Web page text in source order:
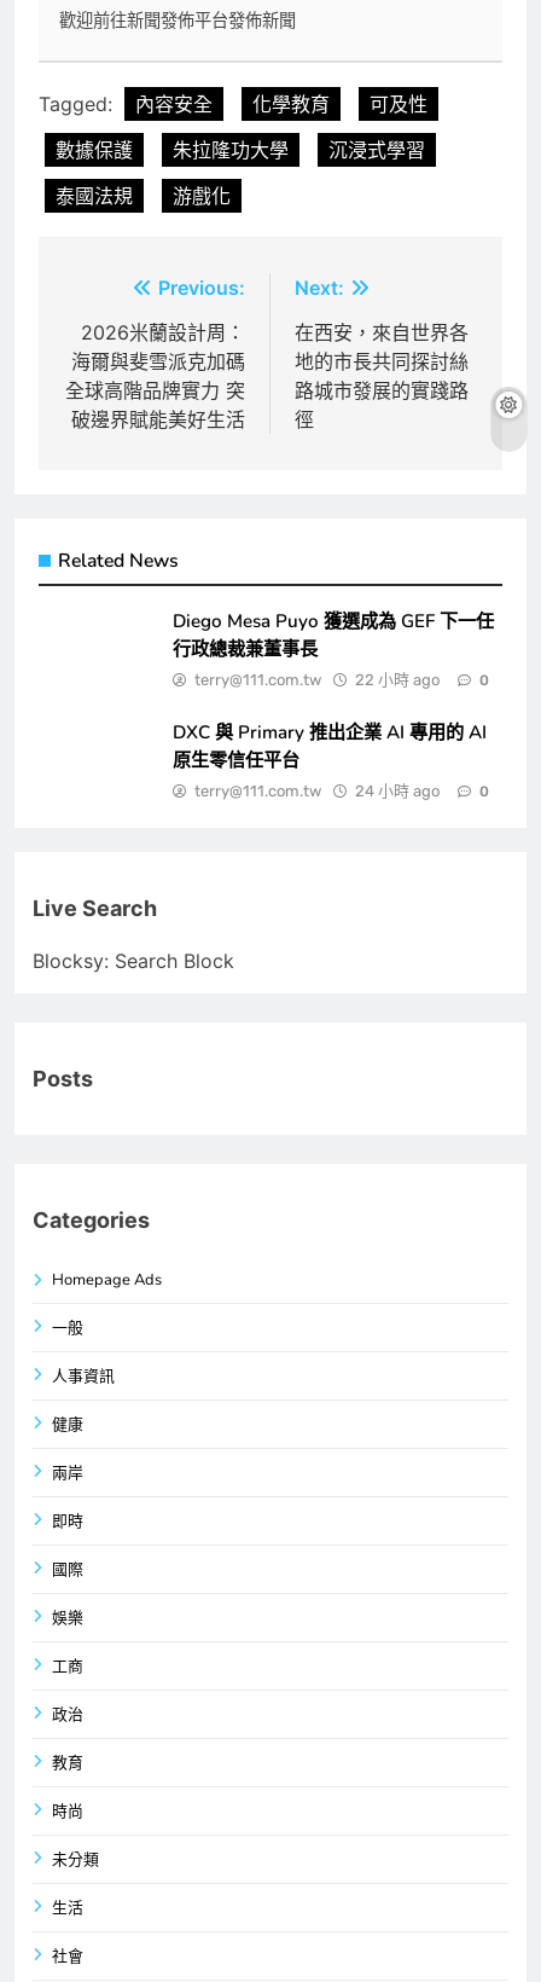
歡迎前往新聞發佈平台發佈新聞
Tagged: 內容安全 化學教育
可及性
數據保護
朱拉隆功大學
沉浸式學習
泰國法規
游戲化
章
導
覽
Previous:
2026米蘭設計周：
海爾與斐雪派克加碼
全球高階品牌實力 突
破邊界賦能美好生活
Next:
在西安，來自世界各
地的市長共同探討絲
路城市發展的實踐路
徑
Related News
Diego Mesa Puyo 獲選成為 GEF 下一任
行政總裁兼董事長
terry@111.com.tw 22 小時 ago 0
DXC 與 Primary 推出企業 AI 專用的 AI
原生零信任平台
terry@111.com.tw 24 小時 ago 0
Live Search
Blocksy: Search Block
Posts
Categories
Homepage Ads
一般
人事資訊
健康
兩岸
即時
國際
娛樂
工商
政治
教育
時尚
未分類
生活
社會